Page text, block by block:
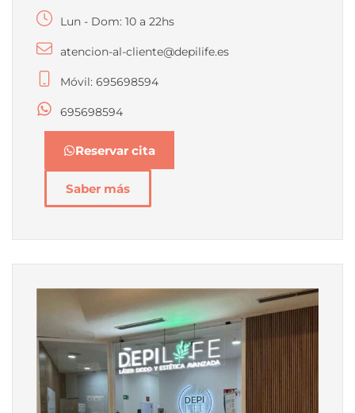
Lun - Dom: 10 a 22hs
atencion-al-cliente@depilife.es
Móvil: 695698594
695698594
Reservar cita
Saber más